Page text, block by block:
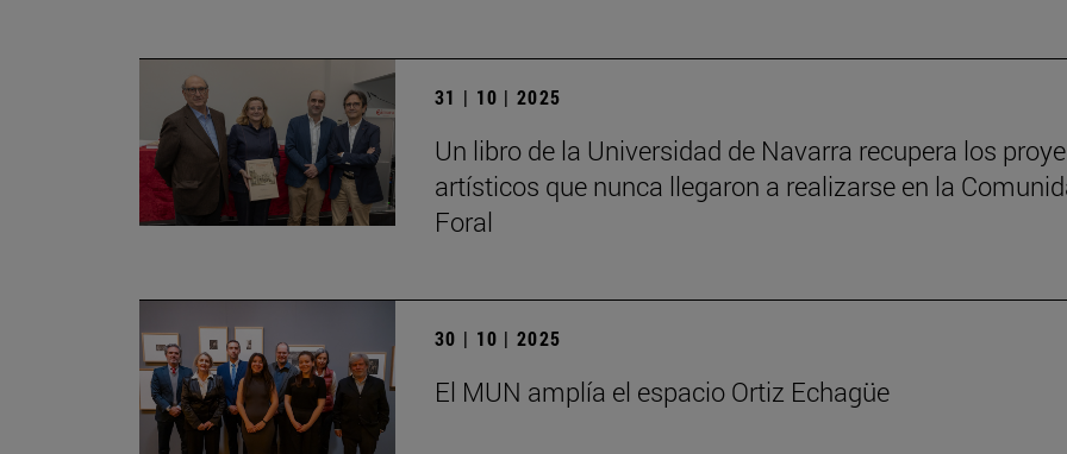
31 | 10 | 2025
Un libro de la Universidad de Navarra recupera los
artísticos que nunca llegaron a realizarse en la
Foral
30 | 10 | 2025
El MUN amplía el espacio Ortiz Echagüe